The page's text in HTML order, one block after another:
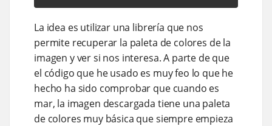
La idea es utilizar una librería que nos
permite recuperar la paleta de colores de la
imagen y ver si nos interesa. A parte de que
el código que he usado es muy feo lo que he
hecho ha sido comprobar que cuando es
mar, la imagen descargada tiene una paleta
de colores muy básica que siempre empieza